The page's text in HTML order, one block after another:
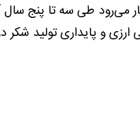
می‌رود طی سه تا پنج سال
ارزی و پایداری تولید